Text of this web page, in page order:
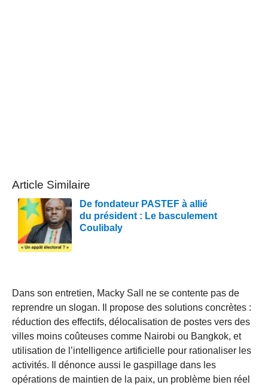
Article Similaire
De fondateur PASTEF à allié
du président : Le basculement
Coulibaly
Dans son entretien, Macky Sall ne se contente pas de
reprendre un slogan. Il propose des solutions concrètes :
réduction des effectifs, délocalisation de postes vers des
villes moins coûteuses comme Nairobi ou Bangkok, et
utilisation de l’intelligence artificielle pour rationaliser les
activités. Il dénonce aussi le gaspillage dans les
opérations de maintien de la paix, un problème bien réel